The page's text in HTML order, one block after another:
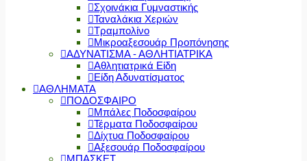
Σχοινάκια Γυμναστικής
Ταναλάκια Χεριών
Τραμπολίνο
Μικροαξεσουάρ Προπόνησης
ΑΔΥΝΑΤΙΣΜΑ - ΑΘΛΗΤΙΑΤΡΙΚΑ
Αθλητιατρικά Είδη
Είδη Αδυνατίσματος
ΑΘΛΗΜΑΤΑ
ΠΟΔΟΣΦΑΙΡΟ
Μπάλες Ποδοσφαίρου
Τέρματα Ποδοσφαίρου
Δίχτυα Ποδοσφαίρου
Αξεσουάρ Ποδοσφαίρου